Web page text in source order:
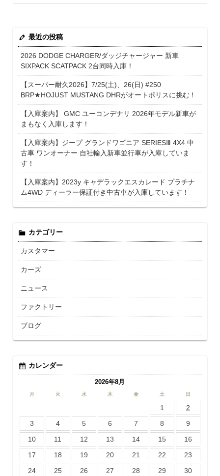
最近の投稿
2026 DODGE CHARGER/ダッジチャージャー 新車
SIXPACK SCATPACK 2台同時入庫！
【スーパー耐久2026】7/25(土)、26(日) #250
BRP★HOJUST MUSTANG DHRがオートポリスに挑む！
【入庫案内】 GMC ユーコンデナリ 2026年モデル新車が
まもなく入庫します！
【入庫案内】ジープ グランドワゴニア SERIESⅢ 4X4 中
古車 ワンオーナー 自社輸入新車並行車が入庫していま
す！
【入庫案内】2023y キャデラックエスカレード プラチナ
ム4WD ディーラー保証付き中古車が入庫しています！
カテゴリー
カスタマー
カーズ
ニュース
ファクトリー
ブログ
カレンダー
2026年8月
月 火 水 木 金 土 日
1
2
3
4 5 6 7 8
9
10
11 12 13 14 15
16
17
18 19 20 21 22
23
24
25 26 27 28 29
30